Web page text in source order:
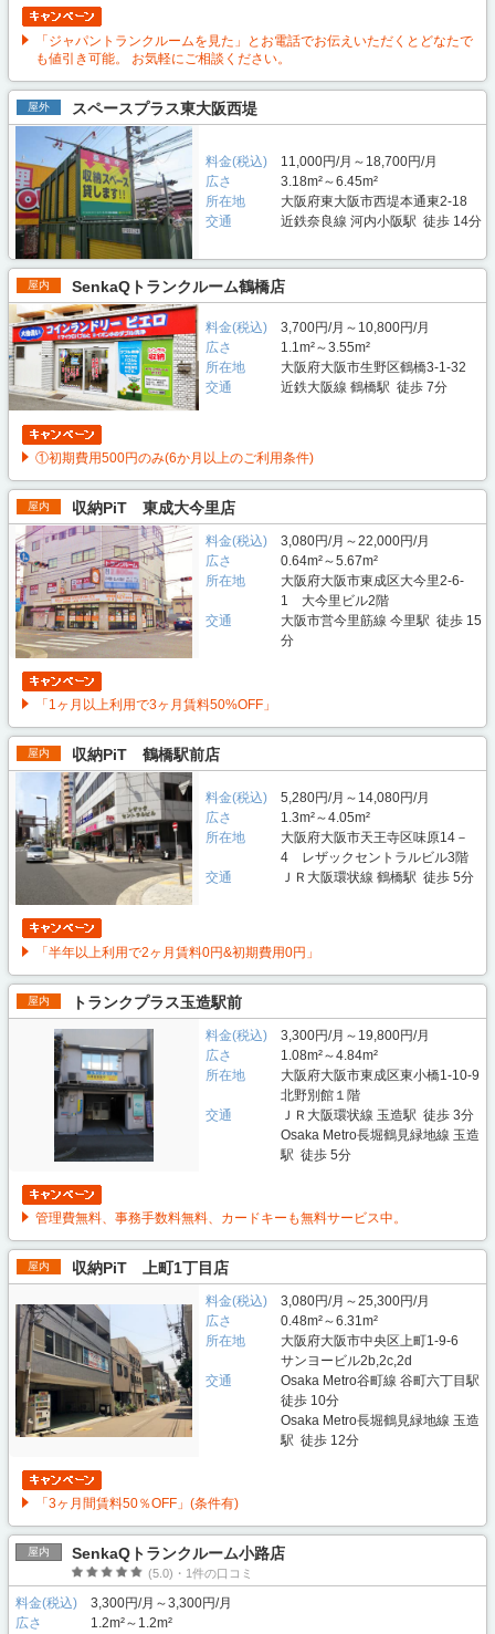
「ジャパントランクルームを見た」とお電話でお伝えいただくとどなたで
も値引き可能。 お気軽にご相談ください。
屋外 スペースプラス東大阪西堤
料金(税込)
11,000円/月～18,700円/月
広さ
3.18m²～6.45m²
所在地
大阪府東大阪市西堤本通東2-18
交通
近鉄奈良線 河内小阪駅 徒歩 14分
屋内 SenkaQトランクルーム鶴橋店
料金(税込)
3,700円/月～10,800円/月
広さ
1.1m²～3.55m²
所在地
大阪府大阪市生野区鶴橋3-1-32
交通
近鉄大阪線 鶴橋駅 徒歩 7分
①初期費用500円のみ(6か月以上のご利用条件)
屋内 収納PiT 東成大今里店
料金(税込)
3,080円/月～22,000円/月
広さ
0.64m²～5.67m²
所在地
大阪府大阪市東成区大今里2-6-
1 大今里ビル2階
交通
大阪市営今里筋線 今里駅 徒歩 15
分
「1ヶ月以上利用で3ヶ月賃料50%OFF」
屋内 収納PiT 鶴橋駅前店
料金(税込)
5,280円/月～14,080円/月
広さ
1.3m²～4.05m²
所在地
大阪府大阪市天王寺区味原14－
4 レザックセントラルビル3階
交通
ＪＲ大阪環状線 鶴橋駅 徒歩 5分
「半年以上利用で2ヶ月賃料0円&初期費用0円」
屋内 トランクプラス玉造駅前
料金(税込)
3,300円/月～19,800円/月
広さ
1.08m²～4.84m²
所在地
大阪府大阪市東成区東小橋1-10-9
北野別館１階
交通
ＪＲ大阪環状線 玉造駅 徒歩 3分
Osaka Metro長堀鶴見緑地線 玉造
駅 徒歩 5分
管理費無料、事務手数料無料、カードキーも無料サービス中。
屋内 収納PiT 上町1丁目店
料金(税込)
3,080円/月～25,300円/月
広さ
0.48m²～6.31m²
所在地
大阪府大阪市中央区上町1-9-6
サンヨービル2b,2c,2d
交通
Osaka Metro谷町線 谷町六丁目駅
徒歩 10分
Osaka Metro長堀鶴見緑地線 玉造
駅 徒歩 12分
「3ヶ月間賃料50％OFF」(条件有)
屋内 SenkaQトランクルーム小路店
(5.0)・1件の口コミ
料金(税込)
3,300円/月～3,300円/月
広さ
1.2m²～1.2m²